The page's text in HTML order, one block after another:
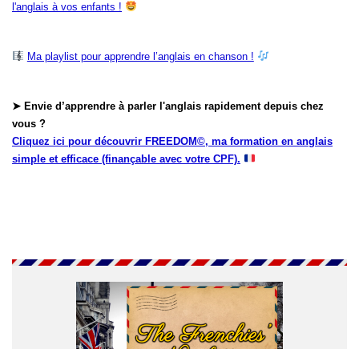
l'anglais à vos enfants !
Ma playlist pour apprendre l’anglais en chanson !
➤ Envie d’apprendre à parler l'anglais rapidement depuis chez
vous ?
Cliquez ici pour découvrir FREEDOM©, ma formation en anglais
simple et efficace (finançable avec votre CPF).